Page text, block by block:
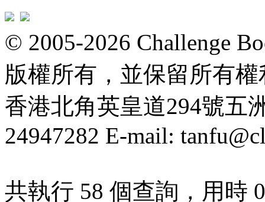
© 2005-2026 Challenge
版權所有，並保留所有權
香港北角英皇道294號五
24947282 E-mail:
共執行 58 個查詢，用時